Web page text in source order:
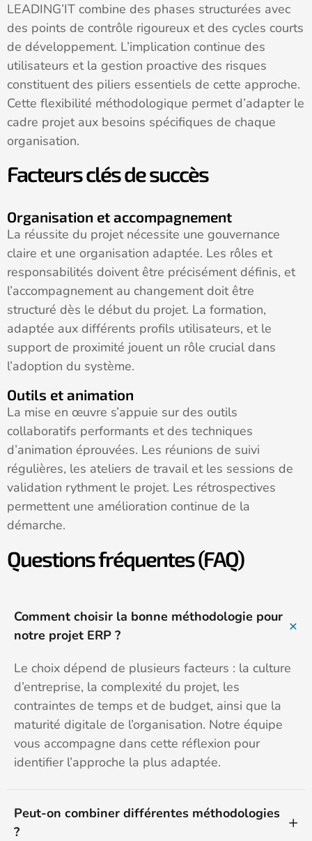
LEADING’IT combine des phases structurées avec
des points de contrôle rigoureux et des cycles courts
de développement. L’implication continue des
utilisateurs et la gestion proactive des risques
constituent des piliers essentiels de cette approche.
Cette flexibilité méthodologique permet d’adapter le
cadre projet aux besoins spécifiques de chaque
organisation.
Facteurs clés de succès
Organisation et accompagnement
La réussite du projet nécessite une gouvernance
claire et une organisation adaptée. Les rôles et
responsabilités doivent être précisément définis, et
l’accompagnement au changement doit être
structuré dès le début du projet. La formation,
adaptée aux différents profils utilisateurs, et le
support de proximité jouent un rôle crucial dans
l’adoption du système.
Outils et animation
La mise en œuvre s’appuie sur des outils
collaboratifs performants et des techniques
d’animation éprouvées. Les réunions de suivi
régulières, les ateliers de travail et les sessions de
validation rythment le projet. Les rétrospectives
permettent une amélioration continue de la
démarche.
Questions fréquentes (FAQ)
Comment choisir la bonne méthodologie pour
notre projet ERP ?
Le choix dépend de plusieurs facteurs : la culture
d’entreprise, la complexité du projet, les
contraintes de temps et de budget, ainsi que la
maturité digitale de l’organisation. Notre équipe
vous accompagne dans cette réflexion pour
identifier l’approche la plus adaptée.
Peut-on combiner différentes méthodologies
?